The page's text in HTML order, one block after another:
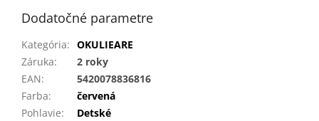
Dodatočné parametre
Kategória: OKULIEARE
Záruka:
2 roky
EAN:
5420078836816
Farba:
červená
Pohlavie: Detské